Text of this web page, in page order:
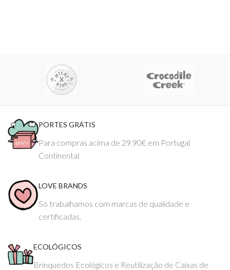
PORTES GRÁTIS
Para compras acima de 29.90€ em Portugal
Continental.
LOVE BRANDS
Só trabalhamos com marcas de qualidade e
certificadas.
ECOLÓGICOS
Brinquedos Ecológicos e Reutilização de Caixas de